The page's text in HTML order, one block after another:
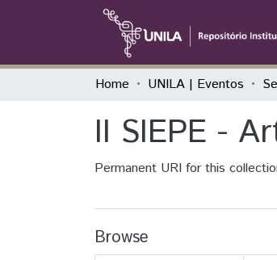
Home UNILA | Eventos
II SIEPE -
Permanent URI for this
Browse